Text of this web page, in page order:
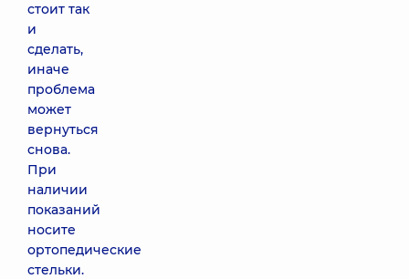
стоит так
и
сделать,
иначе
проблема
может
вернуться
снова.
При
наличии
показаний
носите
ортопедические
стельки.